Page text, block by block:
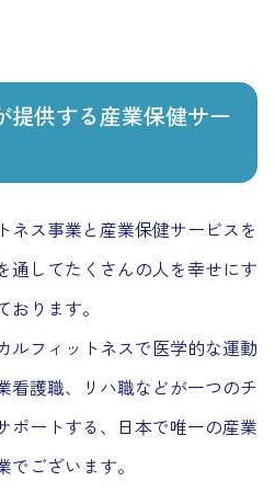
提供する産業保健サー
ネス事業と産業保健サービスを
通してたくさんの人を幸せにす
ります。
ルフィットネスで医学的な運動
看護職、リハ職などが一つのチ
ポートする、日本で唯一の産業
ございます。